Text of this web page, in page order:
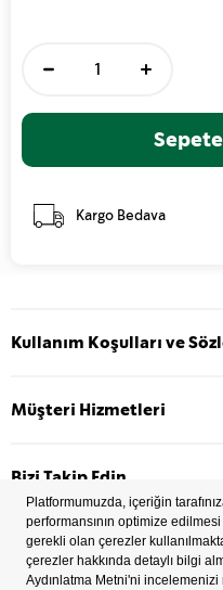
Kargo Bedava
Kullanım Koşulları ve
Müşteri Hizmetleri
Bizi Takip Edin
2022 Copyright
İşlem